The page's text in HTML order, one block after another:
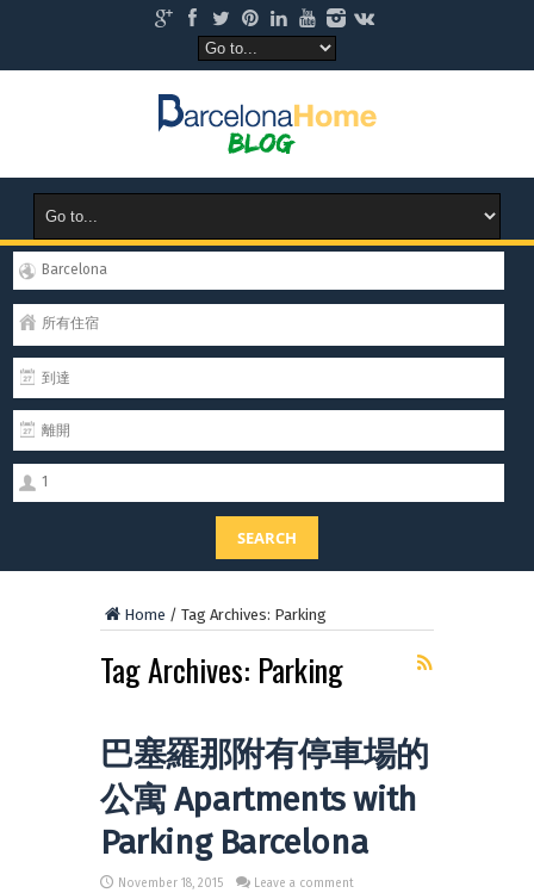
Barcelona
所有住宿
1
SEARCH
Home / Tag Archives: Parking
Tag Archives: Parking
巴塞羅那附有停車場的
公寓 Apartments with
Parking Barcelona
November 18, 2015
Leave a comment